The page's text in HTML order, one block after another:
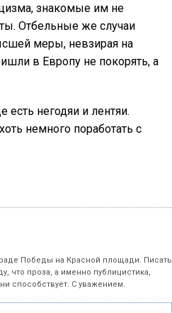
знакомые им не
Отбельные же случаи
меры, невзирая на
в Европу не покорять, а
есть негодяи и лентяи.
немного поработать с
Победы на Красной площади. Писать
что проза, а именно публицистика,
способствует. С уважением.